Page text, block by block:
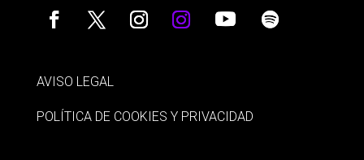
AVISO LEGAL
POLÍTICA DE COOKIES Y PRIVACIDAD